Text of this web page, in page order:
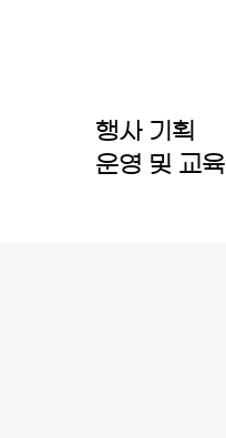
행사 기획
운영 및 교육